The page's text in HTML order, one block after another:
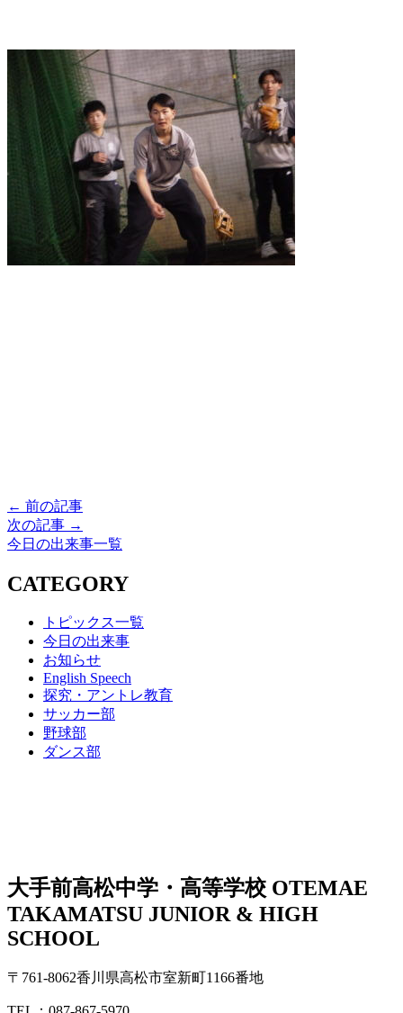
← 前の記事
次の記事 →
今日の出来事一覧
CATEGORY
トピックス一覧
今日の出来事
お知らせ
English Speech
探究・アントレ教育
サッカー部
野球部
ダンス部
大手前高松中学・高等学校 OTEMAE
TAKAMATSU JUNIOR & HIGH
SCHOOL
〒761-8062香川県高松市室新町1166番地